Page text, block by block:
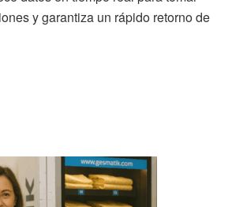
y garantiza un rápido retorno de